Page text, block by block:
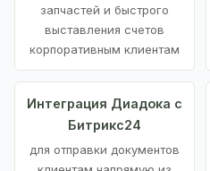
запчастей и быстрого
выставления счетов
корпоративным клиентам
Интеграция Диадока с
Битрикс24
для отправки документов